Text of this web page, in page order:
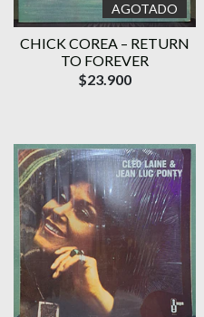
AGOTADO
CHICK COREA – RETURN
TO FOREVER
$23.900